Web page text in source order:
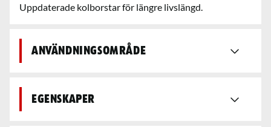
Uppdaterade kolborstar för längre livslängd.
Användningsområde
Egenskaper